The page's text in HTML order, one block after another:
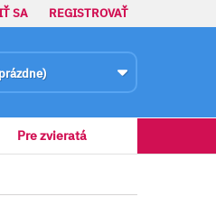
SA REGISTROVAŤ
Pre zvieratá